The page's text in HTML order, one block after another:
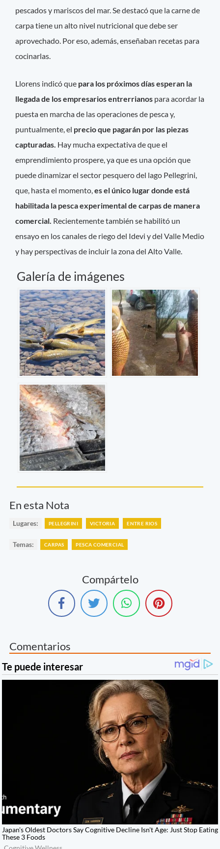
pescados y mariscos del mar. Se destacó que la carne de
carpa tiene un alto nivel nutricional que debe ser
aprovechado. Por eso, además, enseñaban recetas para
cocinarlas.
Llorens indicó que para los próximos días esperan la
llegada de los empresarios entrerrianos para acordar la
puesta en marcha de las operaciones de pesca y,
puntualmente, el precio que pagarán por las piezas
capturadas. Hay mucha expectativa de que el
emprendimiento prospere, ya que es una opción que
puede dinamizar el sector pesquero del lago Pellegrini,
que, hasta el momento,es el único lugar donde está
habilitada la pesca experimental de carpas de manera
comercial. Recientemente también se habilitó un
ensayo en los canales de riego del Idevi y del Valle Medio
y hay perspectivas de incluir la zona del Alto Valle.
Galería de imágenes
En esta Nota
Lugares: PELLEGRINI VICTORIA ENTRE RIOS
Temas: CARPAS PESCA COMERCIAL
Compártelo
Comentarios